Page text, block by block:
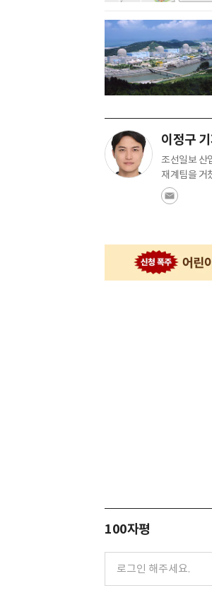
이정구
조선일보 산
재계팀을 거
100자평